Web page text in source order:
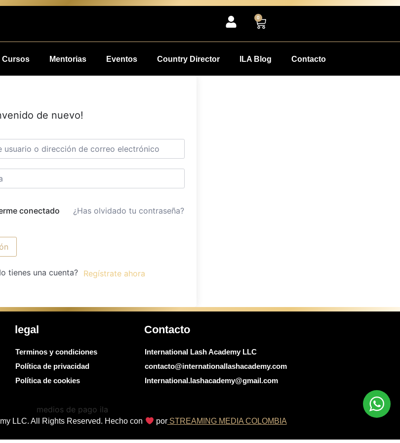
0
Cursos Mentorias Eventos Country Director ILA Blog Contacto
de nuevo!
conectado ¿Has olvidado tu contraseña?
tienes una cuenta? Regístrate ahora
legal
Terminos y condiciones
Política de privacidad
Política de cookies
Contacto
International Lash Academy LLC
contacto@internationallashacademy.com
International.lashacademy@gmail.com
LLC. All Rights Reserved. Hecho con porSTREAMING MEDIA COLOMBIA